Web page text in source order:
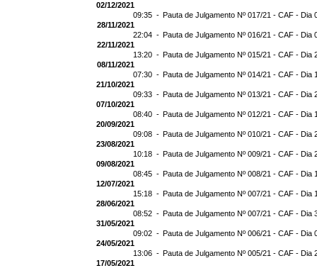
02/12/2021
09:35 - Pauta de Julgamento Nº 017/21 - CAF - Dia
28/11/2021
22:04 - Pauta de Julgamento Nº 016/21 - CAF - Dia
22/11/2021
13:20 - Pauta de Julgamento Nº 015/21 - CAF - Dia
08/11/2021
07:30 - Pauta de Julgamento Nº 014/21 - CAF - Dia
21/10/2021
09:33 - Pauta de Julgamento Nº 013/21 - CAF - Dia
07/10/2021
08:40 - Pauta de Julgamento Nº 012/21 - CAF - Dia
20/09/2021
09:08 - Pauta de Julgamento Nº 010/21 - CAF - Dia
23/08/2021
10:18 - Pauta de Julgamento Nº 009/21 - CAF - Dia
09/08/2021
08:45 - Pauta de Julgamento Nº 008/21 - CAF - Dia
12/07/2021
15:18 - Pauta de Julgamento Nº 007/21 - CAF - Dia
28/06/2021
08:52 - Pauta de Julgamento Nº 007/21 - CAF - Dia
31/05/2021
09:02 - Pauta de Julgamento Nº 006/21 - CAF - Dia
24/05/2021
13:06 - Pauta de Julgamento Nº 005/21 - CAF - Dia
17/05/2021